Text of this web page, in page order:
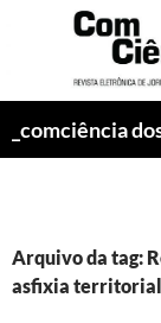
_comciência
Arquivo da tag:
asfixia